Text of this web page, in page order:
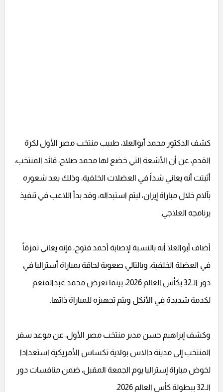
كشف الدكتور محمد أبوالعلا، طبيب منتخب مصر الأول لكرة
القدم، عن أن الأشعة التي خضع لها محمد صلاح، قائد المنتخب،
أثبتت أنه يعاني شداً في العضلات الخلفية، وذلك بعد شعوره
بآلام خلال مباراة إيران، ليتم استبداله، وقد بدأ اللاعب في تنفيذ
برنامجه العلاجي.
أضاف أبوالعلا أنه بالنسبة لإصابة أحمد فتوح، فإنه يعاني تمزقاً
في العضلة الخلفية، وبالتالي صعوبة لحاقة بمباراة أستراليا في
دور الـ32 بكأس العالم 2026، بينما تعرض محمد عبدالمنعم
لكدمة شديدة في الأنكل ويتم تجهيزه للمباراة ذاتها.
وكشف إبراهيم حسن مدير منتخب مصر الأول، عن موعد سفر
المنتخب إلى مدينة دالاس بولاية تكساس الأمريكية استعدادا
لخوض مباراة إستراليا يوم الجمعة المقبل، ضمن منافسات دور
الـ32 ببطولة كأس العالم 2026.